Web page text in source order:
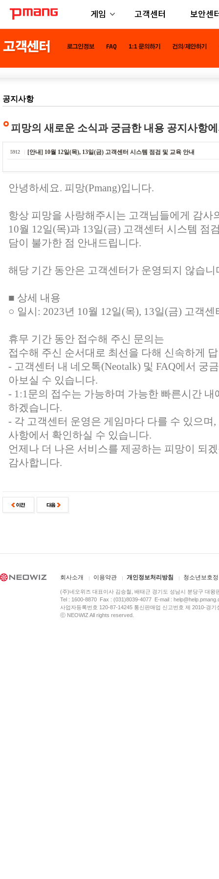
게임 고객센터 보안센
공지사항
피망의 새로운 소식과 궁금한 내용 공지사항
5912 [안내] 10월 12일(목), 13일(금) 고객센터 시스템 점검 및 교육 안내
안녕하세요. 피망(Pmang)입니다.
항상 피망을 사랑해주시는 고객님들에게 감사
10월 12일(목)과 13일(금) 고객센터 시스템 점
담이 불가한 점 안내드립니다.
해당 기간 동안은 고객센터가 운영되지 않습니
■ 상세 내용
○ 일시: 2023년 10월 12일(목), 13일(금) 고객
휴무 기간 동안 접수해 주신 문의는
접수해 주신 순서대로 최선을 다해 신속하게
- 고객센터 내 네오톡(Neotalk) 및 FAQ에서 궁
아보실 수 있습니다.
- 1:1문의 접수는 가능하며 가능한 빠른시간
하겠습니다.
- 각 고객센터 운영은 게임마다 다를 수 있으며
사항에서 확인하실 수 있습니다.
언제나 더 나은 서비스를 제공하는 피망이 되
감사합니다.
회사소개 이용약관 개인정보처리방침 청소년보호
(주)네오위즈 대표이사 김승철, 배태근 경기도 성남시 분당구 대왕
Tel : 1600-8870 Fax : (031)8039-4077 E-mail :
사업자등록번호 120-87-14245 통신판매업 신고번호 제 2010-경
ⓒ NEOWIZ All rights reserved.